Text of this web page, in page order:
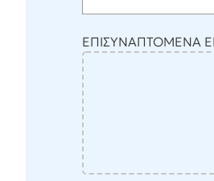
ΕΠΙΣΥΝΑΠΤΟΜΕΝΑ